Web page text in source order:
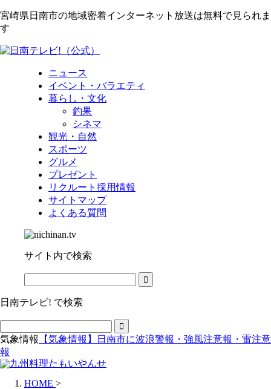
宮崎県日南市の地域密着インターネット放送は無料で見られま
す
ニュース
イベント・バラエティ
暮らし・文化
釣果
シネマ
観光・自然
スポーツ
グルメ
プレゼント
リクルート採用情報
サイトマップ
よくある質問
サイト内で検索
日南テレビ! で検索
気象情報
【気象情報】日南市に波浪警報・強風注意報・雷注意
報
HOME >